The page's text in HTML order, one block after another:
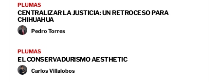
PLUMAS
CENTRALIZAR LA JUSTICIA: UN RETROCESO PARA
CHIHUAHUA
Pedro Torres
PLUMAS
EL CONSERVADURISMO AESTHETIC
Carlos Villalobos